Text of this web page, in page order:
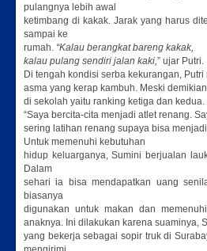
pulangnya lebih awal
ketimbang di kakak. Jarak yang harus
sampai ke
rumah. “Kalau berangkat bareng kakak,
kalau pulang sendiri jalan kaki, ” ujar Putri.
Di tengah kondisi serba kekurangan,
asma yang kerap kambuh. Meski
di sekolah yaitu ranking ketiga dan kedua.
“Saya bercita-cita menjadi atlet renang.
sering latihan renang supaya bisa menjadi
Untuk memenuhi kebutuhan
hidup keluarganya, Sumini berjualan
Dalam
sehari ia bisa mendapatkan uang
biasanya
digunakan untuk makan dan
anaknya. Ini dilakukan karena suaminya,
yang bekerja sebagai sopir truk di